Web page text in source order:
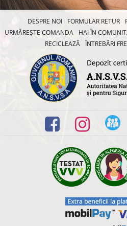
DESPRE NOI FORMULAR RETUR
URMĂREȘTE COMANDA
HAI ÎN
RECICLEAZĂ ÎNTREBĂRI